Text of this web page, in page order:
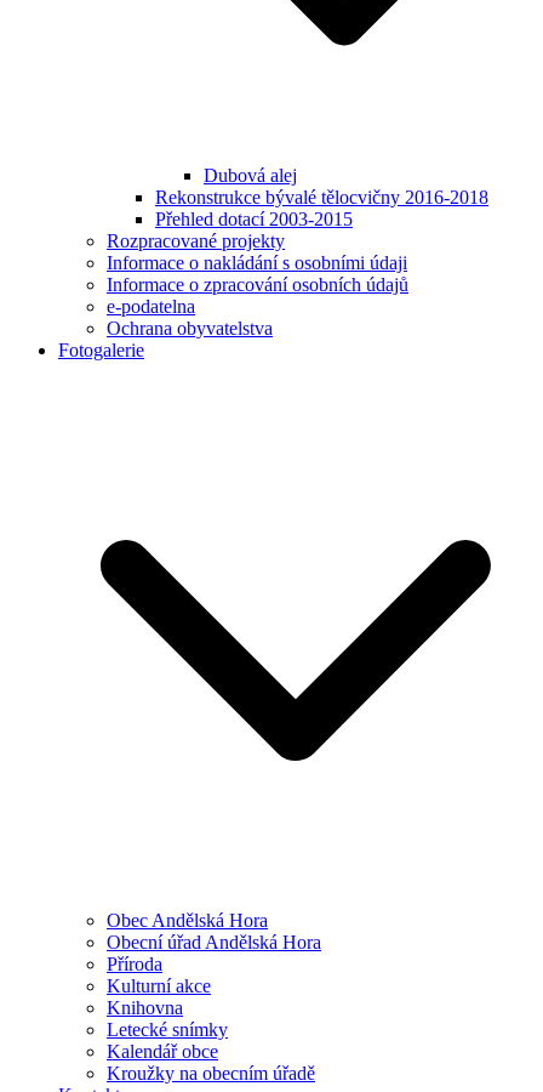
Dubová alej
Rekonstrukce bývalé tělocvičny 2016-2018
Přehled dotací 2003-2015
Rozpracované projekty
Informace o nakládání s osobními údaji
Informace o zpracování osobních údajů
e-podatelna
Ochrana obyvatelstva
Fotogalerie
Obec Andělská Hora
Obecní úřad Andělská Hora
Příroda
Kulturní akce
Knihovna
Letecké snímky
Kalendář obce
Kroužky na obecním úřadě